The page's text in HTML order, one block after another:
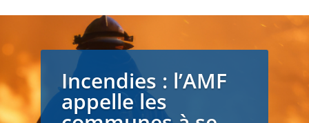
Incendies : l’AMF
appelle les